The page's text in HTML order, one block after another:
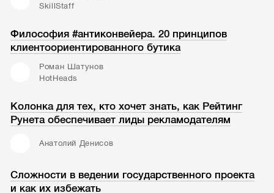
SkillStaff
Философия #антиконвейера. 20 принципов
клиентоориентированного бутика
Роман Шатунов
HotHeads
Колонка для тех, кто хочет знать, как Рейтинг
Рунета обеспечивает лиды рекламодателям
Анатолий Денисов
Сложности в ведении государственного проекта
и как их избежать